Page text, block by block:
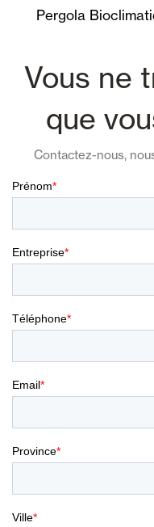
Pergola
Vous ne
que
Contactez-nous,